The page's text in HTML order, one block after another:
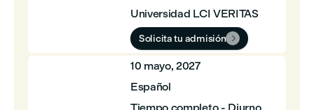
Universidad LCI VERITAS
Solicita tu admisión 
10 mayo, 2027
Español